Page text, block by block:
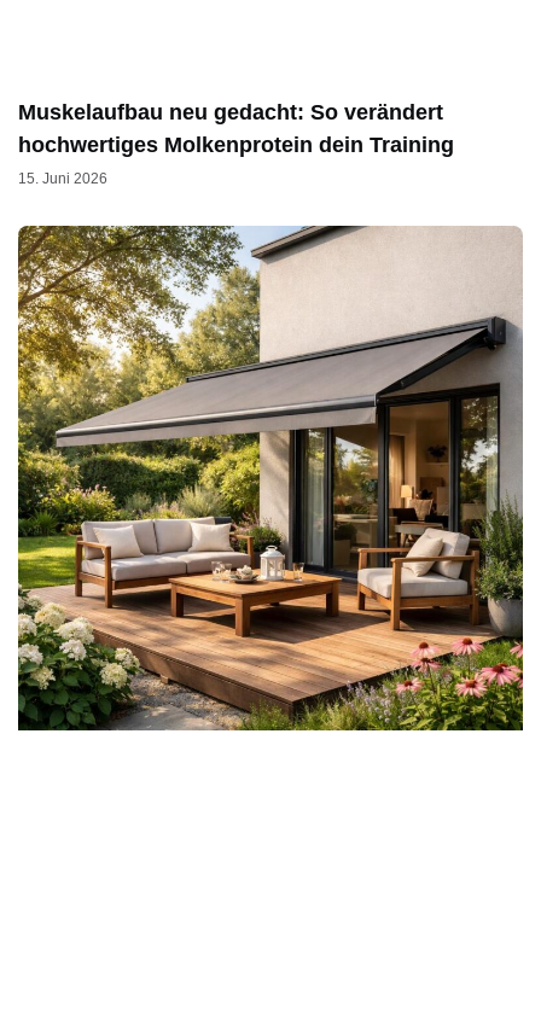
Muskelaufbau neu gedacht: So verändert
hochwertiges Molkenprotein dein Training
15. Juni 2026